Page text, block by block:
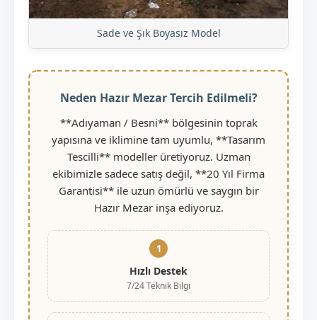
Sade ve Şık Boyasız Model
Neden Hazır Mezar Tercih Edilmeli?
**Adıyaman / Besni** bölgesinin toprak
yapısına ve iklimine tam uyumlu, **Tasarım
Tescilli** modeller üretiyoruz. Uzman
ekibimizle sadece satış değil, **20 Yıl Firma
Garantisi** ile uzun ömürlü ve saygın bir
Hazır Mezar inşa ediyoruz.
1
Hızlı Destek
7/24 Teknik Bilgi